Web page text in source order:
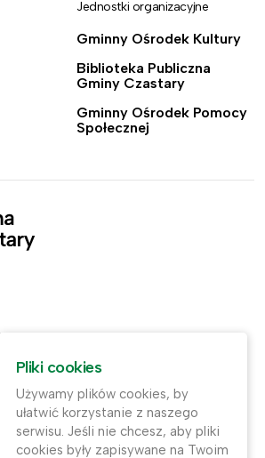
Jednostki organizacyjne
Gminny Ośrodek Kultury
Biblioteka Publiczna
Gminy Czastary
Gminny Ośrodek Pomocy
Społecznej
Kontakt
ug@czastary.pl
Pliki cookies
Używamy plików cookies, by
ułatwić korzystanie z naszego
serwisu. Jeśli nie chcesz, aby pliki
cookies były zapisywane na Twoim